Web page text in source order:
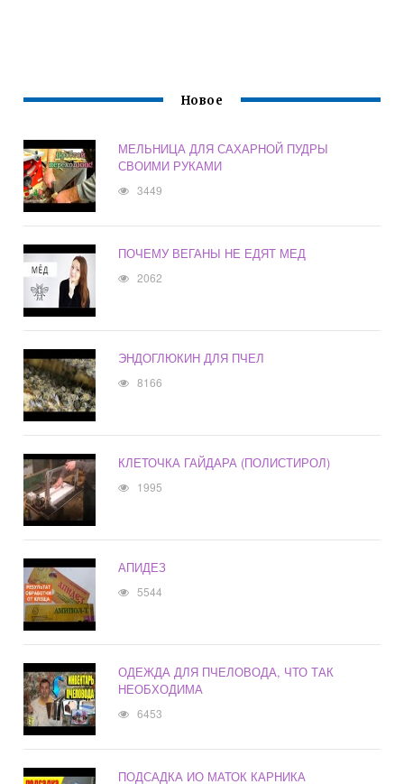
Новое
МЕЛЬНИЦА ДЛЯ САХАРНОЙ ПУДРЫ
СВОИМИ РУКАМИ
3449
ПОЧЕМУ ВЕГАНЫ НЕ ЕДЯТ МЕД
2062
ЭНДОГЛЮКИН ДЛЯ ПЧЕЛ
8166
КЛЕТОЧКА ГАЙДАРА (ПОЛИСТИРОЛ)
1995
АПИДЕЗ
5544
ОДЕЖДА ДЛЯ ПЧЕЛОВОДА, ЧТО ТАК
НЕОБХОДИМА
6453
ПОДСАДКА ИО МАТОК КАРНИКА